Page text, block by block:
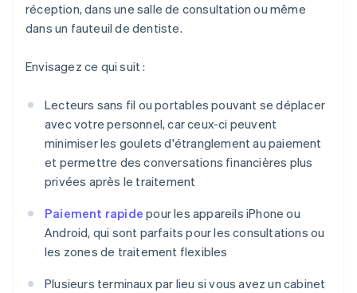
réception, dans une salle de consultation ou même
dans un fauteuil de dentiste.
Envisagez ce qui suit :
Lecteurs sans fil ou portables pouvant se déplacer
avec votre personnel, car ceux-ci peuvent
minimiser les goulets d'étranglement au paiement
et permettre des conversations financières plus
privées après le traitement
Paiement rapide pour les appareils iPhone ou
Android, qui sont parfaits pour les consultations ou
les zones de traitement flexibles
Plusieurs terminaux par lieu si vous avez un cabinet